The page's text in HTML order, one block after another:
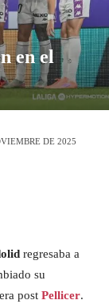
en el
DE 2025
regresaba a
su
post Pellicer.